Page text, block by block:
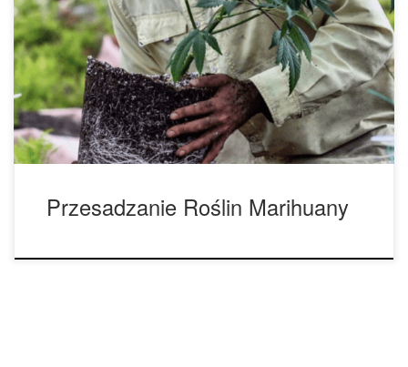
indyjskich; w miarę jak rośliny rosną i wytwarzają większy
system korzeniowy, będą potrzebować więcej miejsca. W
tym poście wyjaśnimy, kiedy i jak przesadzać rośliny konopi.
Korzenie roślin konopi indyjskich są niezwykle ważne, jeśli
chodzi o prawidłowy rozwój i wzrost; korzenie to miejsce, z
[…]
Przesadzanie Roślin Marihuany